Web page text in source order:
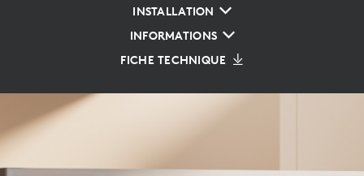
INSTALLATION
INFORMATIONS
FICHE TECHNIQUE